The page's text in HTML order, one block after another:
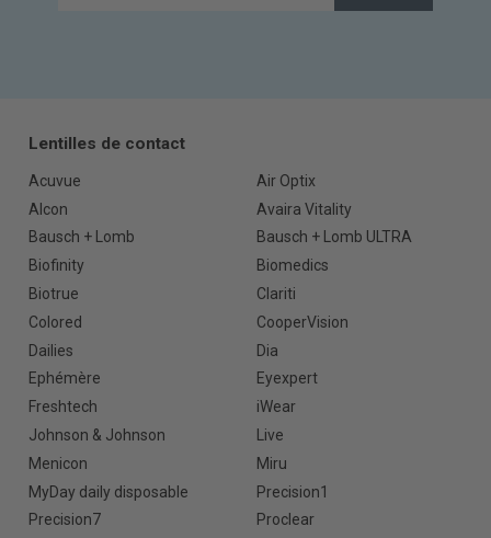
Lentilles de contact
Acuvue
Air Optix
Alcon
Avaira Vitality
Bausch + Lomb
Bausch + Lomb ULTRA
Biofinity
Biomedics
Biotrue
Clariti
Colored
CooperVision
Dailies
Dia
Ephémère
Eyexpert
Freshtech
iWear
Johnson & Johnson
Live
Menicon
Miru
MyDay daily disposable
Precision1
Precision7
Proclear